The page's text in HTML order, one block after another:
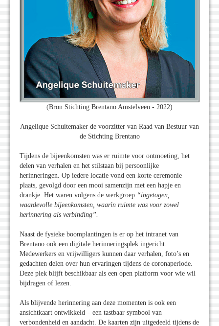
(Bron Stichting Brentano Amstelveen - 2022)
Angelique Schuitemaker de voorzitter van Raad van Bestuur van
de Stichting Brentano
Tijdens de bijeenkomsten was er ruimte voor ontmoeting, het
delen van verhalen en het stilstaan bij persoonlijke
herinneringen. Op iedere locatie vond een korte ceremonie
plaats, gevolgd door een mooi samenzijn met een hapje en
drankje. Het waren volgens de werkgroep “ingetogen,
waardevolle bijeenkomsten, waarin ruimte was voor zowel
herinnering als verbinding”.
Naast de fysieke boomplantingen is er op het intranet van
Brentano ook een digitale herinneringsplek ingericht.
Medewerkers en vrijwilligers kunnen daar verhalen, foto’s en
gedachten delen over hun ervaringen tijdens de coronaperiode.
Deze plek blijft beschikbaar als een open platform voor wie wil
bijdragen of lezen.
Als blijvende herinnering aan deze momenten is ook een
ansichtkaart ontwikkeld – een tastbaar symbool van
verbondenheid en aandacht. De kaarten zijn uitgedeeld tijdens de